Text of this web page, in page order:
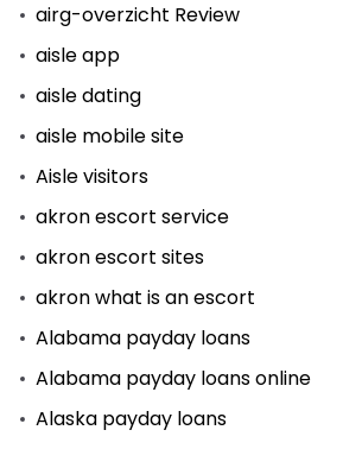
airg-overzicht Review
aisle app
aisle dating
aisle mobile site
Aisle visitors
akron escort service
akron escort sites
akron what is an escort
Alabama payday loans
Alabama payday loans online
Alaska payday loans